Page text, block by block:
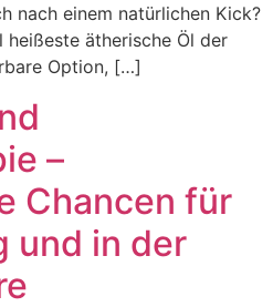
nach einem natürlichen Kick?
heißeste ätherische Öl der
Option, […]
–
Chancen für
und in der